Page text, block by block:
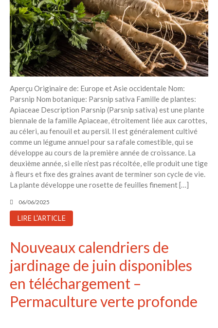
Aperçu Originaire de: Europe et Asie occidentale Nom:
Parsnip Nom botanique: Parsnip sativa Famille de plantes:
Apiaceae Description Parsnip (Parsnip sativa) est une plante
biennale de la famille Apiaceae, étroitement liée aux carottes,
au céleri, au fenouil et au persil. Il est généralement cultivé
comme un légume annuel pour sa rafale comestible, qui se
développe au cours de la première année de croissance. La
deuxième année, si elle n’est pas récoltée, elle produit une tige
à fleurs et fixe des graines avant de terminer son cycle de vie.
La plante développe une rosette de feuilles finement […]
06/06/2025
LIRE L'ARTICLE
Nouveaux calendriers de
jardinage de juin disponibles
en téléchargement –
Permaculture verte profonde